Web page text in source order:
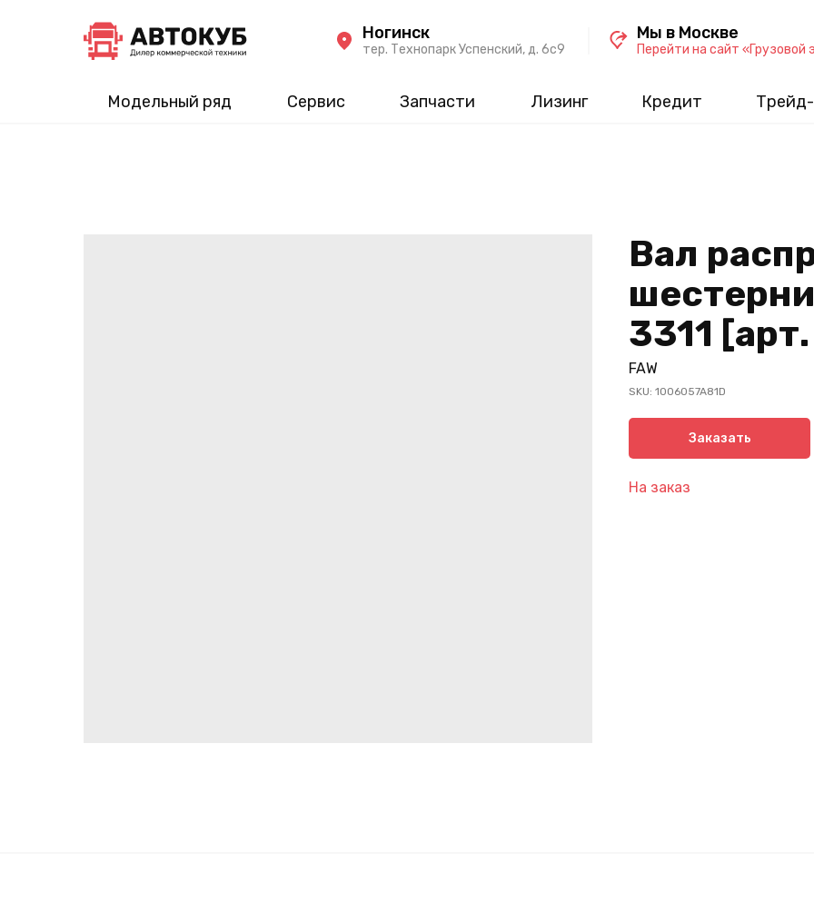
Модельный ряд Сервис Запчасти Лизинг Кредит
тер. Технопарк Успенский, д. 6c9
Ногинск
Перейти на сайт «Грузовой
Мы в Москве
Вал
3311
FAW
SKU: 1006057A81D
Заказать
На заказ